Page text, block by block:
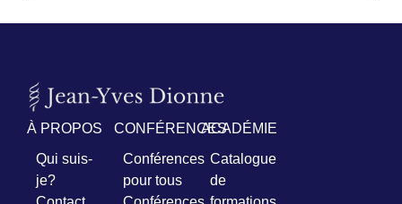
À PROPOS
Qui suis-
je?
CONFÉRENCES
Conférences
pour tous
ACADÉMIE
Catalogue
de